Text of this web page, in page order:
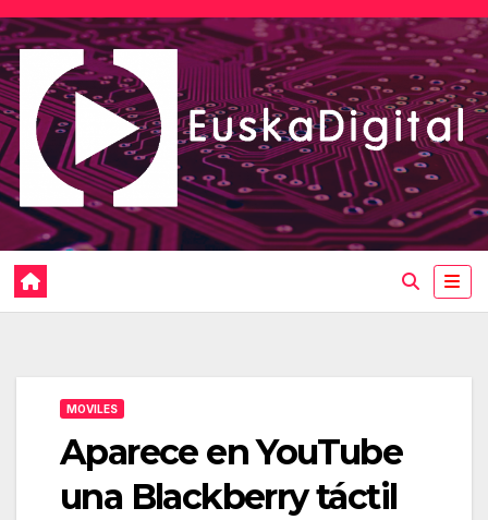
Saltar
al
contenido
MOVILES
Aparece en YouTube
una Blackberry táctil